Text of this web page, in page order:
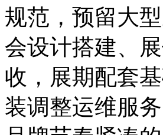
规范，预留大
会设计搭建、
收，展期配套
装调整运维服